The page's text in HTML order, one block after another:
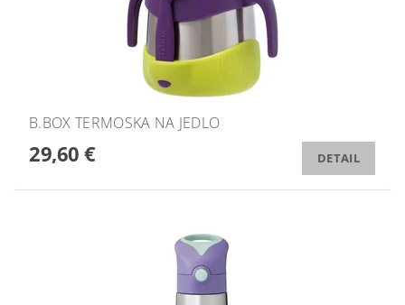
B.BOX TERMOSKA NA JEDLO
29,60 € DETAIL